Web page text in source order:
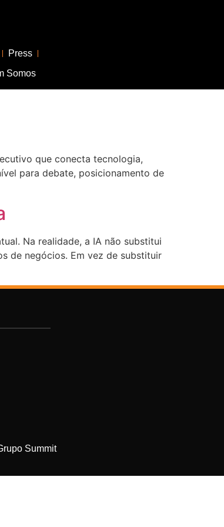
Press
Somos
que conecta tecnologia,
para debate, posicionamento de
Na realidade, a IA não substitui
de negócios. Em vez de substituir
Summit